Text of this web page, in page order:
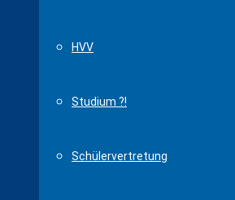
HVV
Studium ?!
Schülervertretung